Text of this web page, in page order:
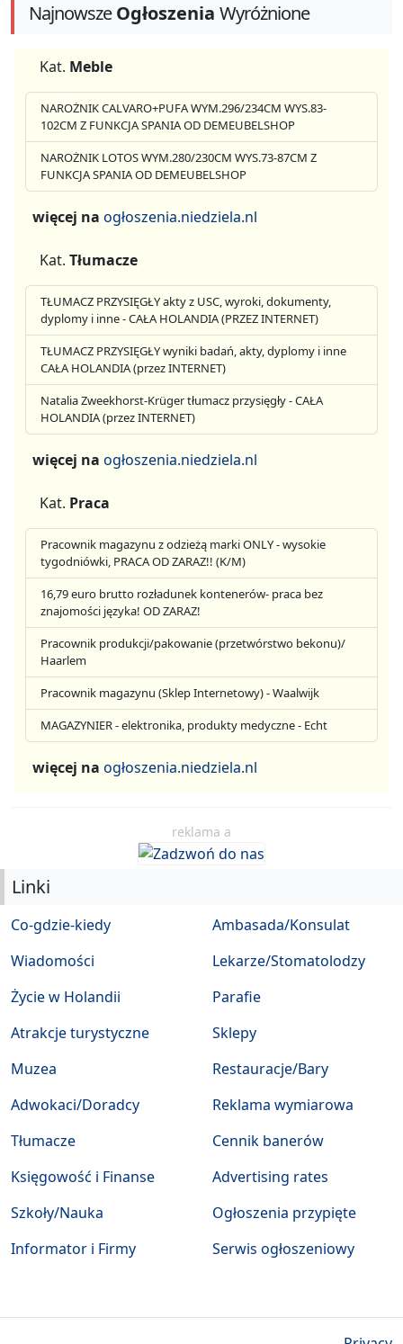
NajnowszeOgłoszenia Wyróżnione
Kat. Meble
NAROŻNIK CALVARO+PUFA WYM.296/234CM WYS.83-
102CM Z FUNKCJA SPANIA OD DEMEUBELSHOP
NAROŻNIK LOTOS WYM.280/230CM WYS.73-87CM Z
FUNKCJA SPANIA OD DEMEUBELSHOP
więcej na ogłoszenia.niedziela.nl
Kat. Tłumacze
TŁUMACZ PRZYSIĘGŁY akty z USC, wyroki, dokumenty,
dyplomy i inne - CAŁA HOLANDIA (PRZEZ INTERNET)
TŁUMACZ PRZYSIĘGŁY wyniki badań, akty, dyplomy i inne
CAŁA HOLANDIA (przez INTERNET)
Natalia Zweekhorst-Krüger tłumacz przysięgły - CAŁA
HOLANDIA (przez INTERNET)
więcej na ogłoszenia.niedziela.nl
Kat. Praca
Pracownik magazynu z odzieżą marki ONLY - wysokie
tygodniówki, PRACA OD ZARAZ!! (K/M)
16,79 euro brutto rozładunek kontenerów- praca bez
znajomości języka! OD ZARAZ!
Pracownik produkcji/pakowanie (przetwórstwo bekonu)/
Haarlem
Pracownik magazynu (Sklep Internetowy) - Waalwijk
MAGAZYNIER - elektronika, produkty medyczne - Echt
więcej na ogłoszenia.niedziela.nl
reklama a
Linki
Co-gdzie-kiedy
Wiadomości
Życie w Holandii
Atrakcje turystyczne
Muzea
Ambasada/Konsulat
Lekarze/Stomatolodzy
Parafie
Sklepy
Restauracje/Bary
Adwokaci/Doradcy
Tłumacze
Księgowość i Finanse
Szkoły/Nauka
Informator i Firmy
Reklama wymiarowa
Cennik banerów
Advertising rates
Ogłoszenia przypięte
Serwis ogłoszeniowy